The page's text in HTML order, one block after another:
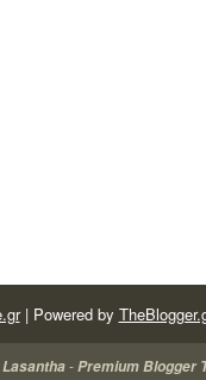
| Powered by
Lasantha-Premium Blogger